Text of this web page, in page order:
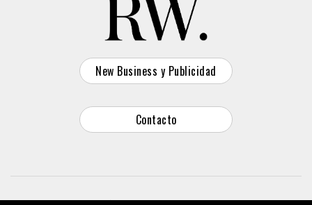
New Business y Publicidad
Contacto